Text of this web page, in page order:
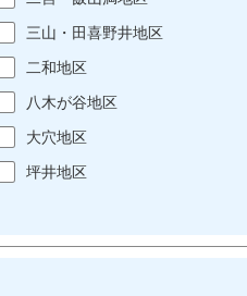
三山・田喜野井地区
二和地区
八木が谷地区
大穴地区
坪井地区